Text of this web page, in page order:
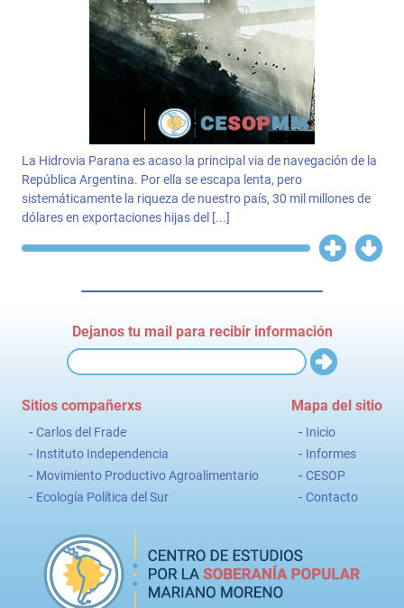
La Hidrovia Parana es acaso la principal via de navegación de la
República Argentina. Por ella se escapa lenta, pero
sistemáticamente la riqueza de nuestro país, 30 mil millones de
dólares en exportaciones hijas del [...]
Dejanos tu mail para recibir información
Sitios compañerxs
- Carlos del Frade
- Instituto Independencia
- Movimiento Productivo Agroalimentario
- Ecología Política del Sur
Mapa del sitio
- Inicio
- Informes
- CESOP
- Contacto